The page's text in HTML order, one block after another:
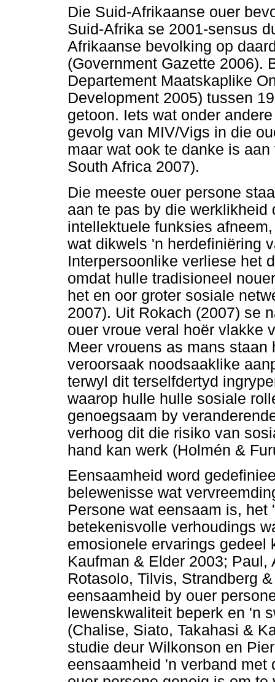
Die Suid-Afrikaanse ouer
Suid-Afrika se 2001-sensus
Afrikaanse bevolking op
(Government Gazette 2006).
Departement Maatskaplike
Development 2005) tussen
getoon. Iets wat onder
gevolg van MIV/Vigs in die
maar wat ook te danke is
South Africa 2007).
Die meeste ouer persone
aan te pas by die
intellektuele funksies
wat dikwels 'n herdefiniëring
Interpersoonlike verliese het
omdat hulle tradisioneel
het en oor groter sosiale
2007). Uit Rokach (2007) se
ouer vroue veral hoër vlakke
Meer vrouens as mans
veroorsaak noodsaaklike
terwyl dit terselfdertyd
waarop hulle hulle sosiale
genoegsaam by
verhoog dit die risiko van
hand kan werk (Holmén &
Eensaamheid word
belewenisse wat
Persone wat eensaam is,
betekenisvolle verhoudings
emosionele ervarings gedeel
Kaufman & Elder 2003;
Rotasolo, Tilvis, Strandberg
eensaamheid by ouer
lewenskwaliteit beperk en 'n
(Chalise, Siato, Takahasi &
studie deur Wilkonson en
eensaamheid 'n verband